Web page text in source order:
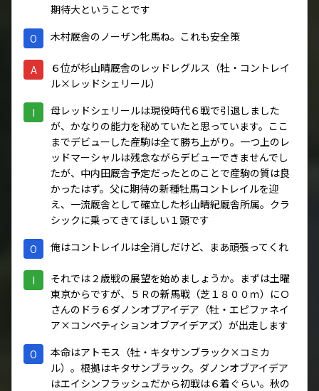
期待大ということです
O 木村厩舎のノーザン牝馬ね。これも安全策
A
６位が杉山晴厩舎のレッドレグルス（牡・コントレイ
ル×レッドシェリール）
I
母レッドシェリールは現役時代６戦で引退しました
が、かなりの能力を秘めていたと思っています。ここ
までデビューした産駒は全て勝ち上がり。一つ上のレ
ッドマーシャルは残念ながらデビューできませんでし
たが、中内田厩舎予定だったとのことで産駒の質は良
かったはず。父に期待の新種牡馬コントレイルを迎
え、一流厩舎として確立した杉山晴紀厩舎所属。クラ
シックに乗ってきてほしい１頭です
O 俺はコントレイルは全消しだけど、まあ頑張ってくれ
I
それでは２歳戦の展望を始めましょうか。まずは土曜
東京からですが、５Ｒの新馬戦（芝１８００ｍ）にＯ
さんのドラ６ダノンオブアイデア（牡・エピファネイ
ア×コンペティションオブアイデアズ）が出走します
O
本命はアトモス（牡・キタサンブラック×コミカ
ル）。根拠はキタサンブラック。ダノンオブアイデア
はエイシンフラッシュだから初戦は６着ぐらい。秋の